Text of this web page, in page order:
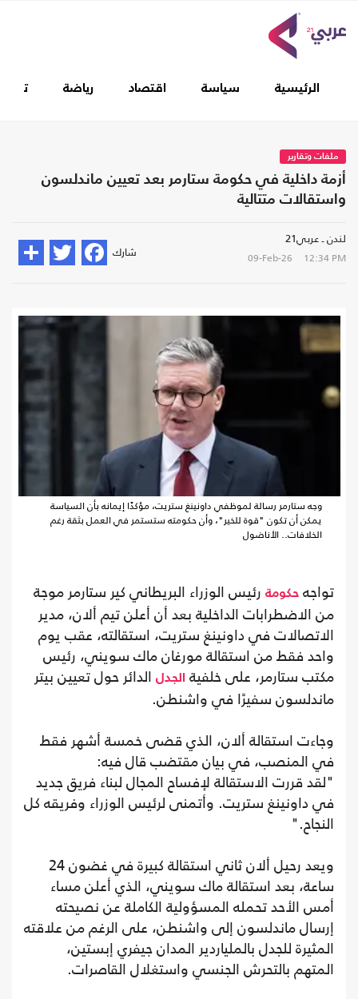
الرئيسية سياسة اقتصاد رياضة
ملفات وتقارير
أزمة داخلية في حكومة ستارمر بعد تعيين ماندلسون
واستقالات متتالية
لندن ـ عربي21
09-Feb-26 12:34 PM شارك
وجه ستارمر رسالة لموظفي داونينغ ستريت، مؤكدًا إيمانه بأن السياسة
يمكن أن تكون "قوة للخير"، وأن حكومته ستستمر في العمل بثقة رغم
الخلافات.. الأناضول
تواجه حكومة رئيس الوزراء البريطاني كير ستارمر موجة
من الاضطرابات الداخلية بعد أن أعلن تيم ألان، مدير
الاتصالات في داونينغ ستريت، استقالته، عقب يوم
واحد فقط من استقالة مورغان ماك سويني، رئيس
مكتب ستارمر، على خلفية الجدل الدائر حول تعيين بيتر
ماندلسون سفيرًا في واشنطن.
وجاءت استقالة ألان، الذي قضى خمسة أشهر فقط
في المنصب، في بيان مقتضب قال فيه:
"لقد قررت الاستقالة لإفساح المجال لبناء فريق جديد
في داونينغ ستريت. وأتمنى لرئيس الوزراء وفريقه كل
النجاح."
ويعد رحيل ألان ثاني استقالة كبيرة في غضون 24
ساعة، بعد استقالة ماك سويني، الذي أعلن مساء
أمس الأحد تحمله المسؤولية الكاملة عن نصيحته
إرسال ماندلسون إلى واشنطن، على الرغم من علاقته
المثيرة للجدل بالملياردير المدان جيفري إبستين،
المتهم بالتحرش الجنسي واستغلال القاصرات.